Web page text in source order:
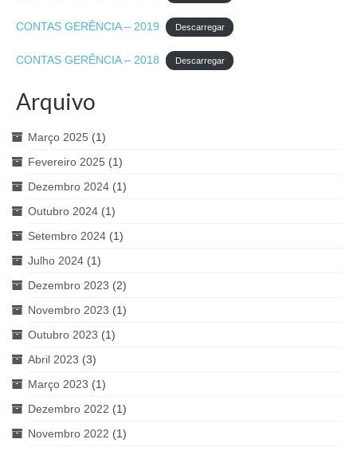
CONTACTOS
CONTAS GERÊNCIA – 2019 Descarregar
CONTAS GERÊNCIA – 2018 Descarregar
Arquivo
Março 2025 (1)
Fevereiro 2025 (1)
Dezembro 2024 (1)
Outubro 2024 (1)
Setembro 2024 (1)
Julho 2024 (1)
Dezembro 2023 (2)
Novembro 2023 (1)
Outubro 2023 (1)
Abril 2023 (3)
Março 2023 (1)
Dezembro 2022 (1)
Novembro 2022 (1)